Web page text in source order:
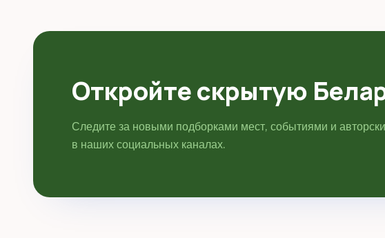
Откройте скрытую
Следите за новыми подборками мест, событиями и
в наших социальных каналах.